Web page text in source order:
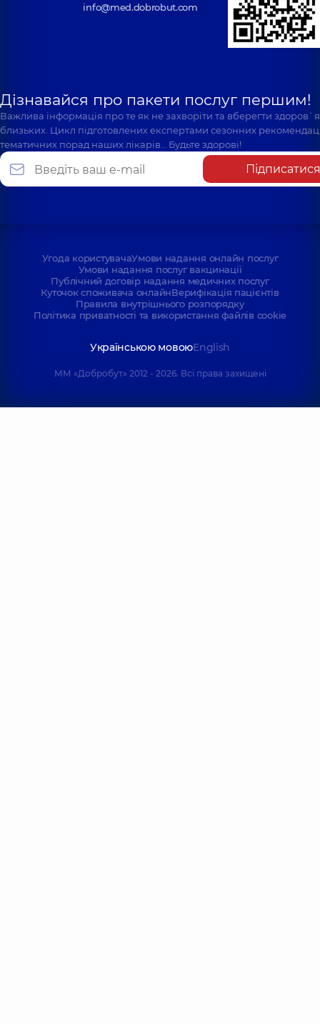
info@med.dobrobut.com
Дізнавайся про пакети послуг першим!
Важлива інформація про те як не захворіти та вберегти
близьких. Цикл підготовлених експертами сезонних
тематичних порад наших лікарів… Будьте здорові!
Підписатися
Угода користувачаУмови надання онлайн послуг
Умови надання послуг вакцинації
Публічний договір надання медичних послуг
Куточок споживача онлайнВерифікація пацієнтів
Правила внутрішнього розпорядку
Політика приватності та використання файлів cookie
Українською мовоюEnglish
ММ «Добробут» 2012 - 2026. Всі права захищені